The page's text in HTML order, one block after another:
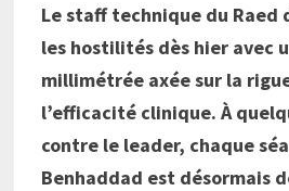
Le staff technique du Raed
les hostilités dès hier avec
millimétrée axée sur la
l’efficacité clinique. À
contre le leader, chaque
Benhaddad est désormais